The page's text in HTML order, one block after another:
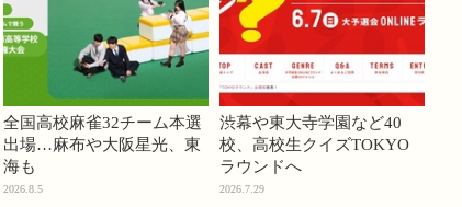
全国高校麻雀32チーム本選
出場…麻布や大阪星光、東
海も
2026.8.5
渋幕や東大寺学園など40
校、高校生クイズTOKYO
ラウンドへ
2026.7.29